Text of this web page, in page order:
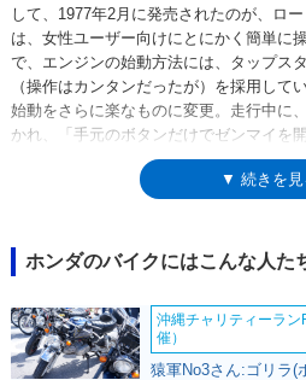
して、1977年2月に発売されたのが、ロ
は、女性ユーザー向けにとにかく簡単に
で、エンジンの始動方法には、タップス
（操作はカンタンだったが）を採用して
始動をさらに楽なものに変更。走行中に
かれ、「手元のボタンだけでゼンマイを
ター式のセルフスターターに近い感覚の
▼ 続きを見
ホンダのバイクにはこんな人た
沖縄チャリティーラ
催）
猿軍No3さん:ゴリラ(